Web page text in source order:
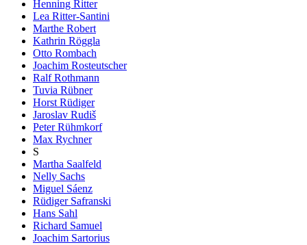
Henning Ritter
Lea Ritter-Santini
Marthe Robert
Kathrin Röggla
Otto Rombach
Joachim Rosteutscher
Ralf Rothmann
Tuvia Rübner
Horst Rüdiger
Jaroslav Rudiš
Peter Rühmkorf
Max Rychner
S
Martha Saalfeld
Nelly Sachs
Miguel Sáenz
Rüdiger Safranski
Hans Sahl
Richard Samuel
Joachim Sartorius